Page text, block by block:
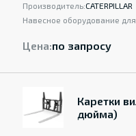
Производитель:CATERPILLAR
Навесное оборудование
Цена:по запросу
Каретки
дюйма)